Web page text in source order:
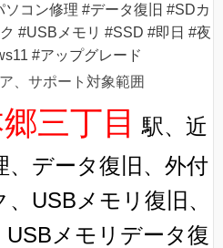
コン修理 #データ復旧 #SDカ
#USBメモリ #SSD #即日 #夜
#アップグレード
、サポート対象範囲
三丁目 駅、近
、データ復旧、外付
USBメモリ復旧、
メモリデータ復